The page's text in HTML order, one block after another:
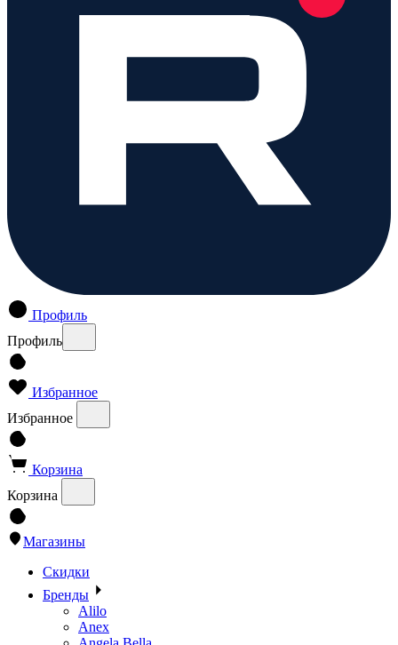
Профиль
Профиль
Избранное
Избранное
Корзина
Корзина
Магазины
Скидки
Бренды
Alilo
Anex